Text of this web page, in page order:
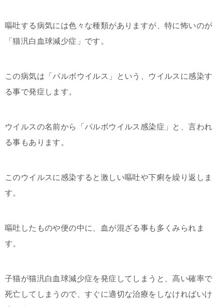
嘔吐する病気には色々な種類がありますが、特に怖いのが
「猫汎白血球減少症」です。
この病気は「パルボウイルス」という、ウイルスに感染す
る事で発症します。
ウイルスの名前から「パルボウイルス感染症」と、言われ
る事もあります。
このウイルスに感染すると激しい嘔吐や下痢を繰り返しま
す。
嘔吐したものや便の中に、血が混ざる事も多くみられま
す。
子猫が猫汎白血球減少症を発症してしまうと、高い確率で
死亡してしまうので、すぐに適切な治療をしなければいけ